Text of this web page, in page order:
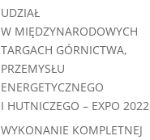
UDZIAŁ
W MIĘDZYNARODOWYCH
TARGACH GÓRNICTWA,
PRZEMYSŁU
ENERGETYCZNEGO
I HUTNICZEGO – EXPO 2022
WYKONANIE KOMPLETNEJ